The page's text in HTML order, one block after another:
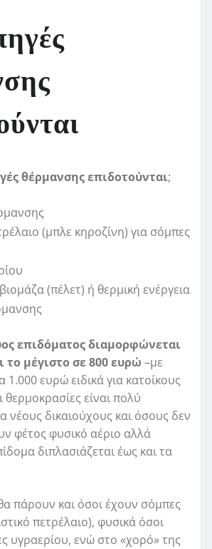
θέρμανσης επιδοτούνται;
(μπλε κηροζίνη) για σόμπες
(πέλετ) ή θερμική ενέργεια
επιδόματος διαμορφώνεται
το μέγιστο σε 800 ευρώ –με
ευρώ ειδικά για κατοίκους
είναι πολύ
νέους δικαιούχους και όσους δεν
φέτος φυσικό αέριο αλλά
διπλασιάζεται έως και τα
πάρουν και όσοι έχουν σόμπες
πετρέλαιο), φυσικά όσοι
υγραερίου, ενώ στο «χορό» της